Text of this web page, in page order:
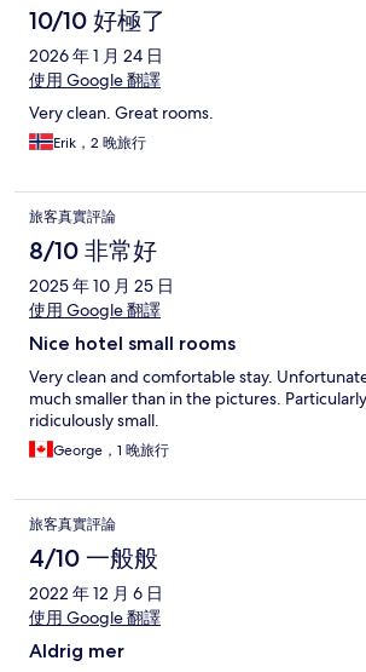
10/10 好極了
2026 年 1 月 24 日
使用 Google 翻譯
Very clean. Great rooms.
Erik，2 晚旅行
旅客真實評論
8/10 非常好
2025 年 10 月 25 日
使用 Google 翻譯
Nice hotel small rooms
Very clean and comfortable stay.
much smaller than in the pictures.
ridiculously small.
George，1 晚旅行
旅客真實評論
4/10 一般般
2022 年 12 月 6 日
使用 Google 翻譯
Aldrig mer